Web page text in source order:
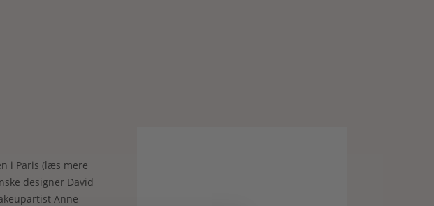
i Paris (læs mere
designer David
Anne